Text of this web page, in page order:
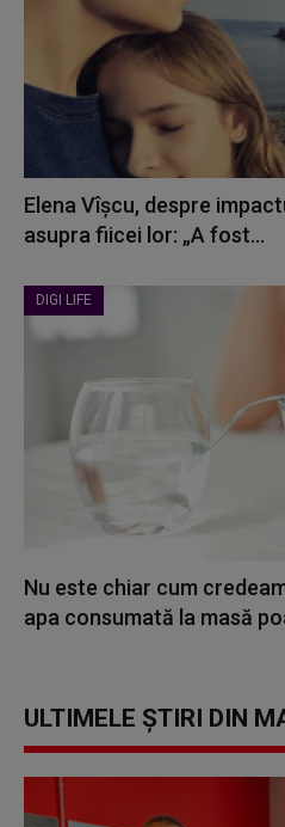
Elena Vîșcu, despre
asupra fiicei lor: „A fost...
DIGI LIFE
Nu este chiar cum
apa consumată la masă
ULTIMELE ȘTIRI DIN